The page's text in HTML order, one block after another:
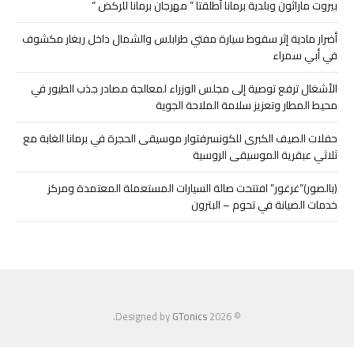
بيروت ماراثون وبلدية برمانا أطلقتا ” مهرجان برمانا للركض “
أضرار مادية إثر سقوط سيارة مفتي طرابلس والشمال داخل ريغار مكشوف
في أبي سمراء
الأشغال ترفع توصية إلى مجلس الوزراء لمعالجة مصادر جذب الطيور في
محيط المطار وتعزيز سلامة الملاحة الجوية
حفلات الصيف الكبرى للكونسرفتوار موسيقى الحجرة في برمانا الغابة مع
ثلاثي عبقرية الموسيقى الروسية
(بالصور)”غرغور” افتتحت صالة السيارات المستعملة المعتمدة ومركز
خدمات الصيانة في تحوم – البترون
© 2026 Designed by
GTonics
.